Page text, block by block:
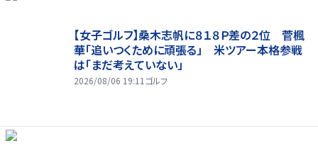
【女子ゴルフ】桑木志帆に８１８Ｐ差の２位 菅楓
華「追いつくために頑張る」 米ツアー本格参戦
は「まだ考えていない」
2026/08/06 19:11 ゴルフ